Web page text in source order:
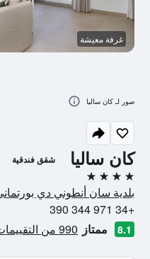
كان ساليا شقق فندقية
4 نجوم
بلدية سان أنطوني دي
+34 971 344 390
8.1 ممتاز 990 من التقييمات تم التحقق منها
غرفة معيشة
صور لـ كان ساليا